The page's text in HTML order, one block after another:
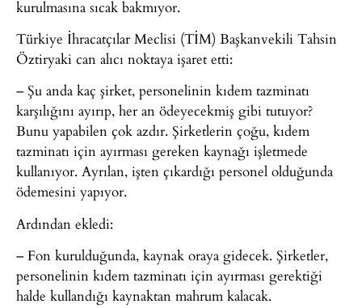
kurulmasına sıcak bakmıyor.
Türkiye İhracatçılar Meclisi (TİM) Başkanvekili Tahsin
Öztiryaki can alıcı noktaya işaret etti:
– Şu anda kaç şirket, personelinin kıdem tazminatı
karşılığını ayırıp, her an ödeyecekmiş gibi tutuyor?
Bunu yapabilen çok azdır. Şirketlerin çoğu, kıdem
tazminatı için ayırması gereken kaynağı işletmede
kullanıyor. Ayrılan, işten çıkardığı personel olduğunda
ödemesini yapıyor.
Ardından ekledi:
– Fon kurulduğunda, kaynak oraya gidecek. Şirketler,
personelinin kıdem tazminatı için ayırması gerektiği
halde kullandığı kaynaktan mahrum kalacak.